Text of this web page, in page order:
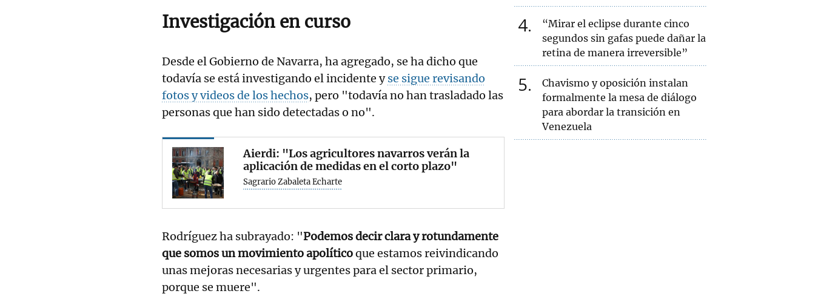
Investigación en curso
Desde el Gobierno de Navarra, ha agregado, se ha dicho que
todavía se está investigando el incidente yse sigue revisando
fotos y videos de los hechos, pero "todavía no han trasladado las
personas que han sido detectadas o no".
Aierdi: "Los agricultores navarros verán la
aplicación de medidas en el corto plazo"
Sagrario Zabaleta Echarte
Rodríguez ha subrayado: "Podemos decir clara y rotundamente
que somos un movimiento apolíticoque estamos reivindicando
unas mejoras necesarias y urgentes para el sector primario,
porque se muere".
4
“Mirar el eclipse durante cinco
segundos sin gafas puede dañar la
retina de manera irreversible”
5
Chavismo y oposición instalan
formalmente la mesa de diálogo
para abordar la transición en
Venezuela